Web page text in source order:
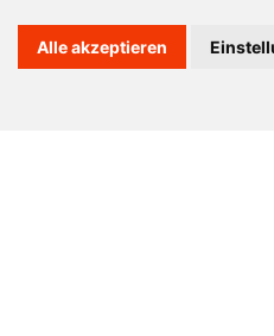
Alle akzeptieren